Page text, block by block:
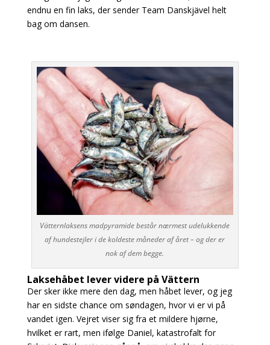
endnu en fin laks, der sender Team Danskjävel helt
bag om dansen.
Vätternlaksens madpyramide består nærmest udelukkende
af hundestejler i de koldeste måneder af året – og der er
nok af dem begge.
Laksehåbet lever videre på Vättern
Der sker ikke mere den dag, men håbet lever, og jeg
har en sidste chance om søndagen, hvor vi er vi på
vandet igen. Vejret viser sig fra et mildere hjørne,
hvilket er rart, men ifølge Daniel, katastrofalt for